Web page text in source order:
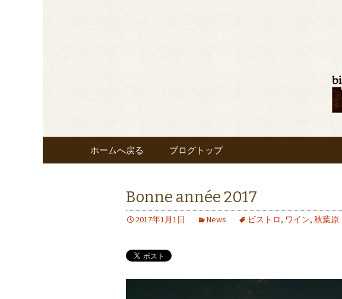
◆東京・秋葉
nous”よりお
東京・秋葉原のビストロヌー“bistrot
メニューやおすすめワインの入荷情
コンテンツへ移動
ホームへ戻る ブログトップ
Bonne année 2017
2017年1月1日 News ビストロ, ワイン, 秋葉原